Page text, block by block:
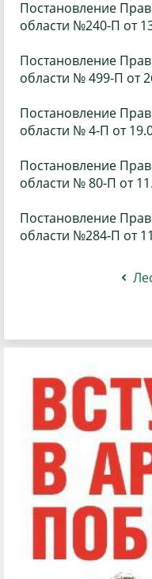
Постановление
области №240-П от
Постановление
области № 499-П от
Постановление
области № 4-П от
Постановление
области № 80-П от
Постановление
области №284-П от